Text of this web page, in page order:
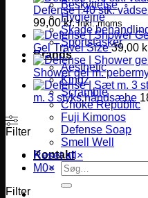
Beskyttelse
Hygiejne
Skade
Sportstasker
Brands
Aesthetic
Kingz
Scramble
Choke Republic
Fuji Kimonos
Defense Soap
Smell Well
Kontakt
Søg
efter:
Defense | 40 stk.
99,00kr. Inkl. moms
Gel Travel Size 39,00
Shower gel m.
m. 3 styks håndsæbe
Filter
Reset all ×
M0×
Filter